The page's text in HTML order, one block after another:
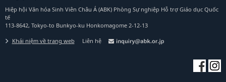
Hiệp hội Văn hóa Sinh Viên Châu Á (ABK) Phòng Sự nghiệp Hỗ trợ Giáo dục Quốc
tế
113-8642, Tokyo-to Bunkyo-ku Honkomagome 2-12-13
Khái niệm về trang web Liên hệ